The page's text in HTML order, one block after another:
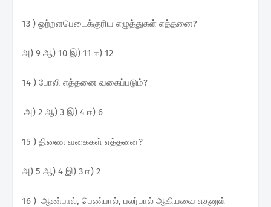
13 ) ஒற்றளபெடைக்குரிய எழுத்துகள் எத்தனை?
அ) 9 ஆ) 10 இ) 11 ஈ) 12
14 ) போலி எத்தனை வகைப்படும்?
அ) 2 ஆ) 3 இ) 4 ஈ) 6
15 ) திணை வகைகள் எத்தனை?
அ) 5 ஆ) 4 இ) 3 ஈ) 2
16 ) ஆண்பால், பெண்பால், பலர்பால் ஆகியவை எதனுள்